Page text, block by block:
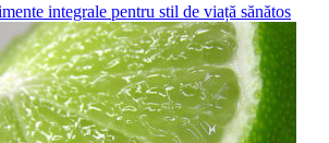
integrale pentru stil de viață sănătos